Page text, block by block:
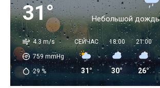
31° Небольшой дождь
4.3 m/s
759mmHg
29 %
СЕЙЧАС
31°
18:00
30°
21:00
26°